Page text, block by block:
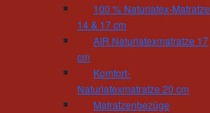
100 % Naturlatex-Matratze
14 & 17 cm
AIR Naturlatexmatratze 17
cm
Komfort-
Naturlatexmatratze 20 cm
Matratzenbezüge